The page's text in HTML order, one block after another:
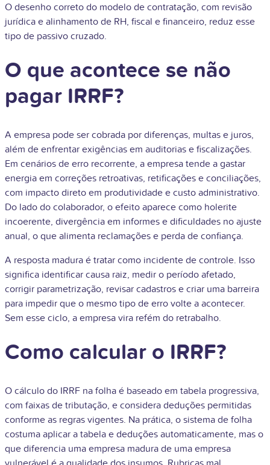
O desenho correto do modelo de contratação, com revisão
jurídica e alinhamento de RH, fiscal e financeiro, reduz esse
tipo de passivo cruzado.
O que acontece se não
pagar IRRF?
A empresa pode ser cobrada por diferenças, multas e juros,
além de enfrentar exigências em auditorias e fiscalizações.
Em cenários de erro recorrente, a empresa tende a gastar
energia em correções retroativas, retificações e conciliações,
com impacto direto em produtividade e custo administrativo.
Do lado do colaborador, o efeito aparece como holerite
incoerente, divergência em informes e dificuldades no ajuste
anual, o que alimenta reclamações e perda de confiança.
A resposta madura é tratar como incidente de controle. Isso
significa identificar causa raiz, medir o período afetado,
corrigir parametrização, revisar cadastros e criar uma barreira
para impedir que o mesmo tipo de erro volte a acontecer.
Sem esse ciclo, a empresa vira refém do retrabalho.
Como calcular o IRRF?
O cálculo do IRRF na folha é baseado em tabela progressiva,
com faixas de tributação, e considera deduções permitidas
conforme as regras vigentes. Na prática, o sistema de folha
costuma aplicar a tabela e deduções automaticamente, mas o
que diferencia uma empresa madura de uma empresa